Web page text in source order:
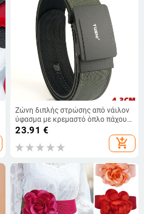
Ζώνη διπλής στρώσης από νάιλον
ύφασμα με κρεμαστό όπλο πάχους
4,3, ευέλικτη, καθημερινή,
εξωτερική ζώνη παντελονιών,
τακτική, αυτόματη, αγκράφα,
23.91 €
add_shopping_cart